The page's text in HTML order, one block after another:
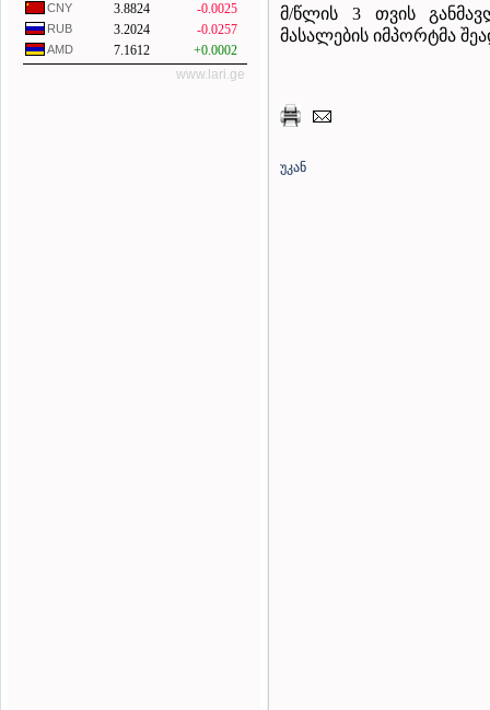
CNY 3.8824 -0.0025
RUB 3.2024 -0.0257
AMD 7.1612
+0.0002
www.lari.ge
მ/წლის 3 თვის
მასალების იმპორტმა
უკან